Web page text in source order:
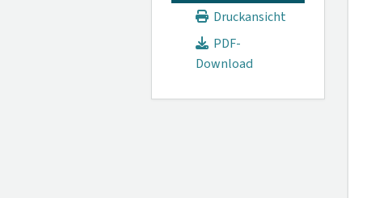
Druckansicht
PDF-
Download